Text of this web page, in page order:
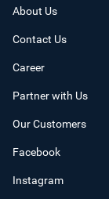
About Us
Contact Us
Career
Partner with Us
Our Customers
Facebook
Instagram